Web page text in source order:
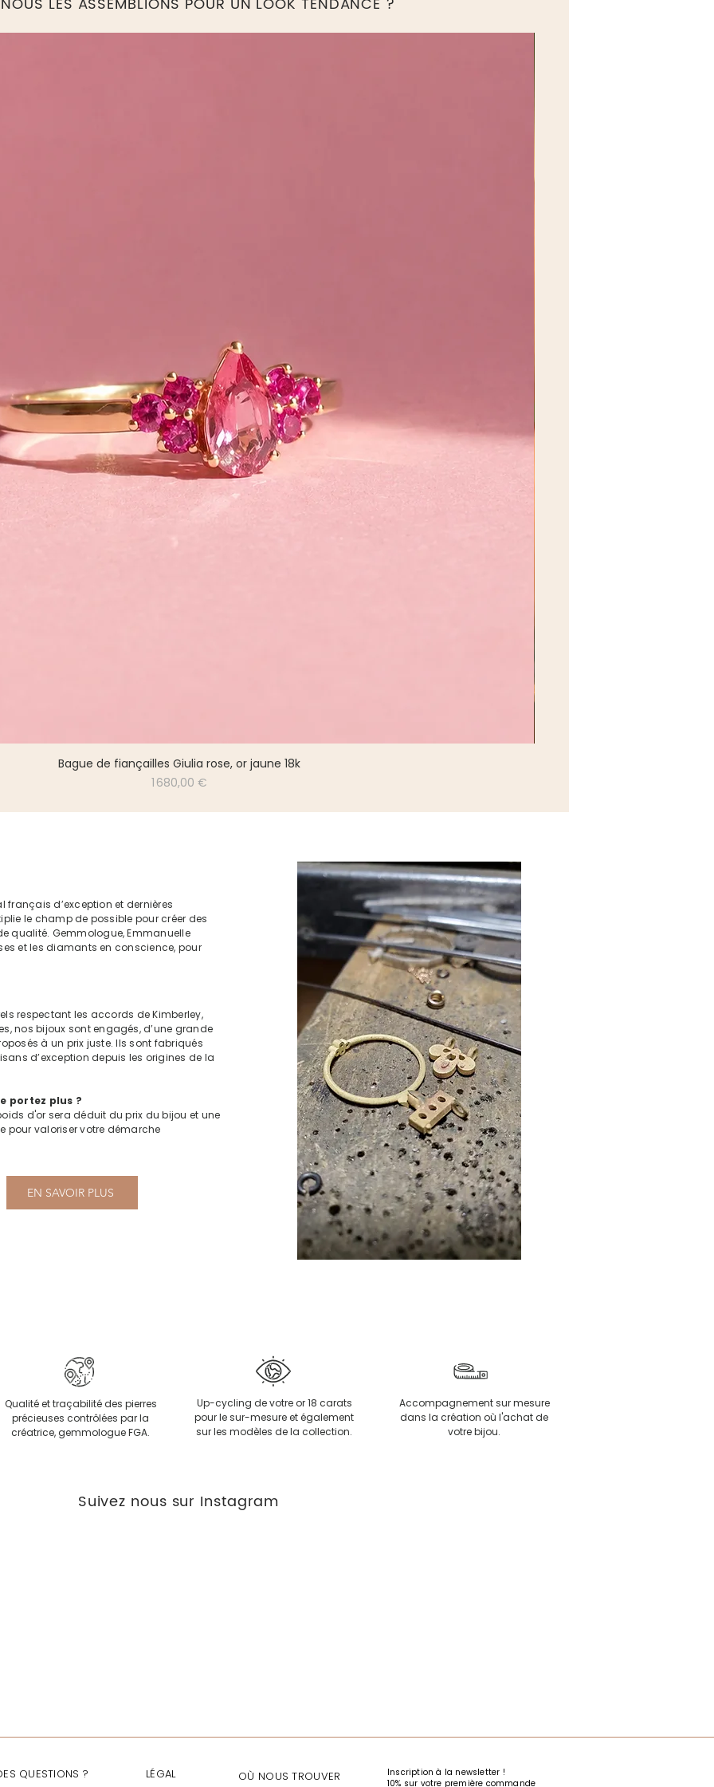
Bague de fiançailles Giulia rose, or jaune 18k
Prix
1 680,00 €
d’exception et dernières
le champ de possible pour créer des
qualité. Gemmologue, Emmanuelle
et les diamants en conscience, pour
respectant les accords de Kimberley,
nos bijoux sont engagés, d’une grande
à un prix juste. Ils sont fabriqués
d’exception depuis les origines de la
portez plus ?
d'or sera déduit du prix du bijou et une
pour valoriser votre démarche
EN SAVOIR PLUS
Qualité et traçabilité des pierres
précieuses contrôlées par la
créatrice, gemmologue FGA.
Up-cycling de votre or 18 carats
pour le sur-mesure et également
sur les modèles de la collection.
Accompagnement sur mesure
dans la création où l'achat de
votre bijou.
Suivez nous sur Instagram
QUESTIONS ? LÉGAL OÙ NOUS TROUVER
Inscription à la newsletter !
10% sur votre première commande